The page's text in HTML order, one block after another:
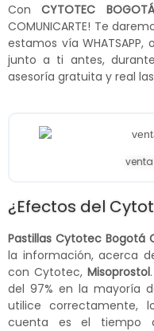
ConCYTOTEC BOGOTÁ
COMUNICARTE! Te
estamos vía
junto a ti antes,
asesoría gratuita y real
¿Efectos del
Pastillas Cytotec Bogotá
la información, acerca
con Cytotec, Misoprostol
del 97% en la mayoría
utilice correctamente,
cuenta es el tiempo